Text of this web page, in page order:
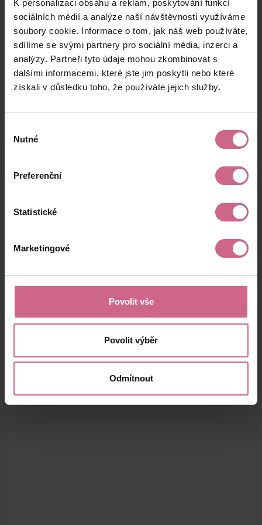
K personalizaci obsahu a reklam, poskytování funkcí
sociálních médií a analýze naší návštěvnosti využíváme
soubory cookie. Informace o tom, jak náš web používáte,
sdílíme se svými partnery pro sociální média, inzerci a
analýzy. Partneři tyto údaje mohou zkombinovat s
dalšími informacemi, které jste jim poskytli nebo které
získali v důsledku toho, že používáte jejich služby.
souhlasu
Nutné
Preferenční
Statistické
Marketingové
Povolit vše
Povolit výběr
Odmítnout
K****
V****
10. 6. 2025
22:25:15
P****
27 680 Kč
10. 6. 2025
21:33:00
48 993 Kč
N****
P****
200 Kč
10. 6. 2025
21:18:43
354 Kč
keyboard_arrow_left keyboard_arrow_right